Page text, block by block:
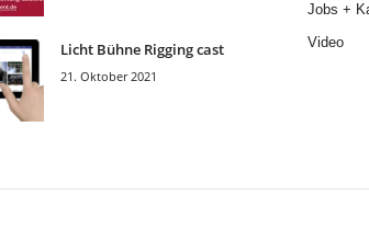
Licht Bühne Rigging cast
21. Oktober 2021
Jobs +
Video